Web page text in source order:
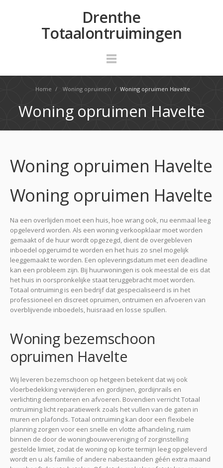
Drenthe
Totaalontruimingen
Home / Woning opruimen / Woning opruimen Havelte
Woning opruimen Havelte
Woning opruimen Havelte
Woning opruimen Havelte
Na een overlijden moet een huis, hoe wrang ook, nu eenmaal leeg
opgeleverd worden. Als een woning verkoopklaar moet worden
gemaakt of de huur wordt opgezegd, dient de overgebleven
inboedel opgeruimd te worden en het huis zo snel mogelijk
leeggemaakt te worden. Een opleveringsdatum met een deadline
kan een probleem zijn. Bij huurwoningen is ook meestal de eis dat
het huis in oorspronkelijke staat teruggebracht moet worden.
Totaal ontruiming is een bedrijf dat gespecialiseerd is in het
professioneel en discreet opruimen, ontruimen en afvoeren van
overblijvende inboedels, huisraad en losse spullen.
Woning bezemschoon
opruimen Havelte
Wij leveren bezemschoon op hetgeen betekent dat wij ook
vloerbedekking verwijderen en gordijnen, gordijnrails en
verlichting demonteren en afvoeren. Bovendien verricht Totaal
ontruiming licht reparatiewerk zoals het vullen van de gaten in
muren en plafonds. Totaal ontruiming kan door een flexibele
planning zorgen voor een snelle en vlotte afhandeling, ruim
binnen de door de woningbouwvereniging of zorginstelling
gestelde limiet, zodat de woning op korte termijn leeg opgeleverd
wordt en u als familie of andere nabestaanden géén extra maand